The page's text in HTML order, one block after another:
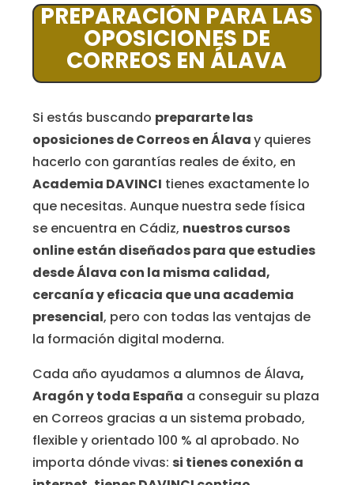
PREPARACIÓN PARA LAS
OPOSICIONES DE
CORREOS EN ÁLAVA
Si estás buscando prepararte las
oposiciones de Correos en Álavay quieres
hacerlo con garantías reales de éxito, en
Academia DAVINCI tienes exactamente lo
que necesitas. Aunque nuestra sede física
se encuentra en Cádiz, nuestros cursos
online están diseñados para que estudies
desde Álava con la misma calidad,
cercanía y eficacia que una academia
presencial, pero con todas las ventajas de
la formación digital moderna.
Cada año ayudamos a alumnos de Álava,
Aragón y toda España a conseguir su plaza
en Correos gracias a un sistema probado,
flexible y orientado 100 % al aprobado. No
importa dónde vivas: si tienes conexión a